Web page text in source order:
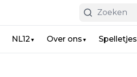
NL12 ▼ Over ons ▼ Spelletjes